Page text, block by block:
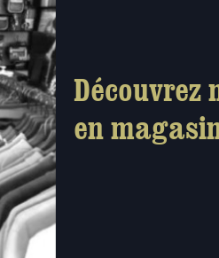
Découvrez
en